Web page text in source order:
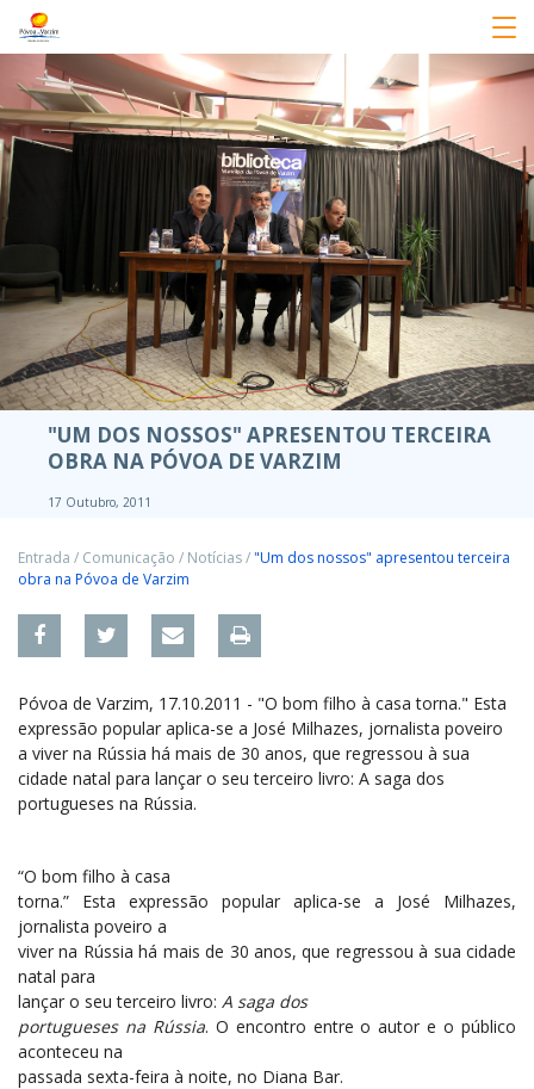
"UM DOS NOSSOS" APRESENTOU TERCEIRA
OBRA NA PÓVOA DE VARZIM
17 Outubro, 2011
Entrada / Comunicação / Notícias/"Um dos nossos" apresentou terceira
obra na Póvoa de Varzim
Póvoa de Varzim, 17.10.2011 - "O bom filho à casa torna." Esta
expressão popular aplica-se a José Milhazes, jornalista poveiro
a viver na Rússia há mais de 30 anos, que regressou à sua
cidade natal para lançar o seu terceiro livro: A saga dos
portugueses na Rússia.
“O bom filho à casa
torna.” Esta expressão popular aplica-se a José Milhazes,
jornalista poveiro a
viver na Rússia há mais de 30 anos, que regressou à sua cidade
natal para
lançar o seu terceiro livro: A saga dos
portugueses na Rússia. O encontro entre o autor e o público
aconteceu na
passada sexta-feira à noite, no Diana Bar.